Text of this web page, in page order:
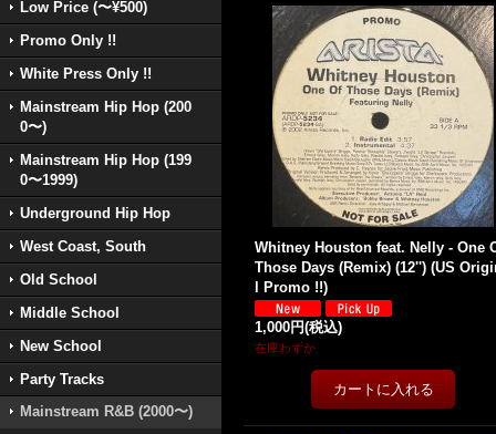
Low Price (〜¥500)
Promo Only !!
White Press Only !!
Mainstream Hip Hop (200
0〜)
Mainstream Hip Hop (199
0〜1999)
Underground Hip Hop
West Coast, South
Old School
Middle School
New School
Party Tracks
Mainstream R&B (2000〜)
Whitney Houston feat. Nelly - One
Those Days (Remix) (12'') (US
l Promo !!)
1,000円(税込)
在庫わずか